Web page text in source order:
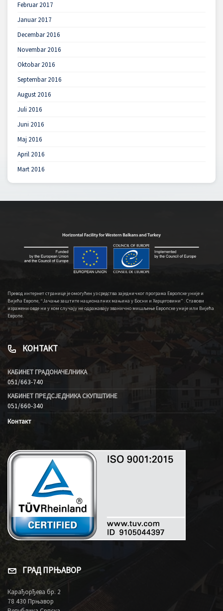
Februar 2017
Januar 2017
Decembar 2016
Novembar 2016
Oktobar 2016
Septembar 2016
August 2016
Juli 2016
Juni 2016
Maj 2016
April 2016
Mart 2016
Превод интернет странице је омогућен уз средства заједничког програма Европске уније и
Вијећа Европе, “Јачање заштите националних мањина у Босни и Херцеговини” . Ставови
изражени овде ни у ком случају не одражавају званично мишљење Европске уније или Вијећа
Европе.
КОНТАКТ
КАБИНЕТ ГРАДОНАЧЕЛНИКА
051/663-740
КАБИНЕТ ПРЕДСЈЕДНИКА СКУПШТИНЕ
051/660-340
Контакт
ГРАД ПРЊАВОР
Карађорђева бр. 2
78 430 Прњавор